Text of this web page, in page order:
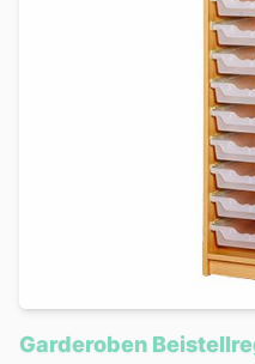
Garderoben